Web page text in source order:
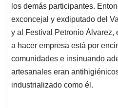
los demás participantes.
exconcejal y exdiputado del
y al Festival Petronio Álvarez,
a hacer empresa está por
comunidades e insinuando
artesanales eran
industrializado como él.